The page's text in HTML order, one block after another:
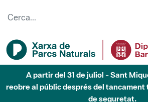
Fins al desembre de 2026 -
Afectacions a la llera del Parc Fluvial
obres de construcció d'una